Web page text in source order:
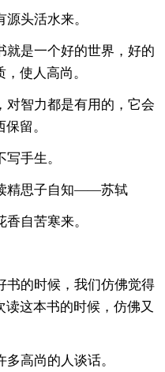
头活水来。
是一个好的世界，好的
使人高尚。
智力都是有用的，它会
留。
手生。
精思子自知——苏轼
自苦寒来。
的时候，我们仿佛觉得
这本书的时候，仿佛又
高尚的人谈话。